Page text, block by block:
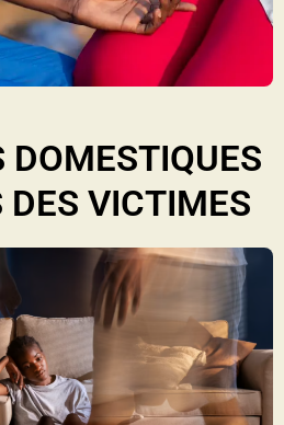
DOMESTIQUES
DES VICTIMES